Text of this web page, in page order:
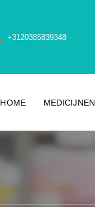
+3120385839348
HOME MEDICIJNEN